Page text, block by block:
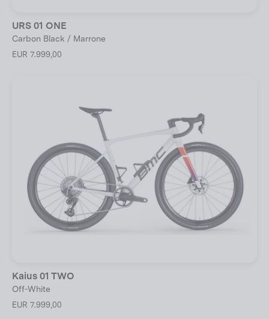
URS 01 ONE
Carbon Black / Marrone
EUR 7.999,00
Kaius 01 TWO
Off-White
EUR 7.999,00